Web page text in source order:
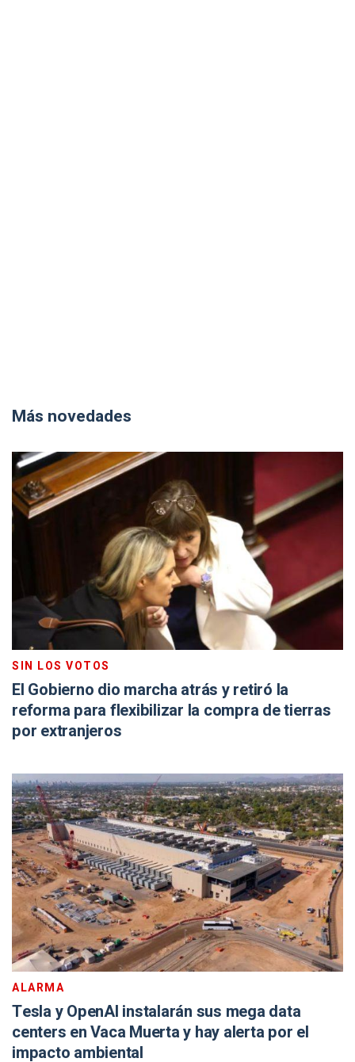
Más novedades
SIN LOS VOTOS
El Gobierno dio marcha atrás y retiró la
reforma para flexibilizar la compra de tierras
por extranjeros
ALARMA
Tesla y OpenAI instalarán sus mega data
centers en Vaca Muerta y hay alerta por el
impacto ambiental